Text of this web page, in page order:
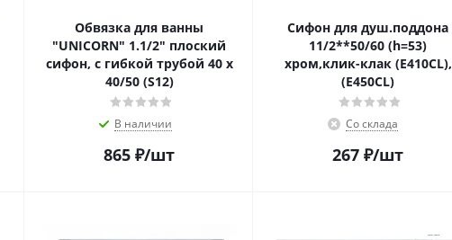
Обвязка для ванны
"UNICORN" 1.1/2" плоский
сифон, с гибкой трубой 40 х
40/50 (S12)
В наличии
865 ₽/шт
Сифон для душ.поддона
11/2**50/60 (h=53)
хром,клик-клак (E410CL),
(E450CL)
Со склада
267 ₽/шт